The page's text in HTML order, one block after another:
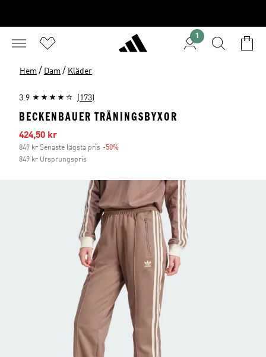
1
Hem / Dam / Kläder
3.9 (173)
BECKENBAUER TRÄNINGSBYXOR
Reapris
424,50 kr
849 kr Senaste lägsta pris -50%
849 kr Ursprungspris